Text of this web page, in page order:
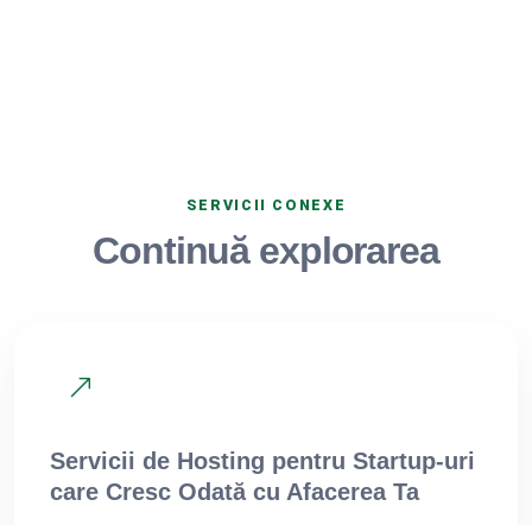
SERVICII CONEXE
Continuă explorarea
Servicii de Hosting pentru Startup-uri
care Cresc Odată cu Afacerea Ta